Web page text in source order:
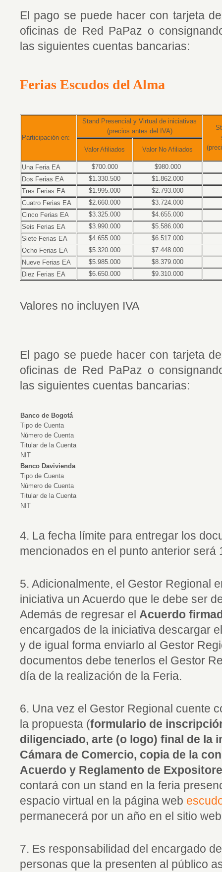
El pago se puede hacer con tarjeta
oficinas de Red PaPaz o
las siguientes cuentas bancarias:
Ferias Escudos del Alma
Participación en:
Stand Presencial y Virtual de iniciativas
(precios antes del IVA)
Valor Afiliados Valor No Afiliados
Una Feria EA $700.000
$980.000
Dos Ferias EA
$1.330.500
$1.862.000
Tres Ferias EA
$1.995.000
$2.793.000
Cuatro Ferias EA
$2.660.000
$3.724.000
Cinco Ferias EA
$3.325.000
$4.655.000
Seis Ferias EA
$3.990.000
$5.586.000
Siete Ferias EA
$4.655.000
$6.517.000
Ocho Ferias EA
$5.320.000
$7.448.000
Nueve Ferias EA
$5.985.000
$8.379.000
Diez Ferias EA
$6.650.000 $9.310.000
Valores no incluyen IVA
El pago se puede hacer con tarjeta
oficinas de Red PaPaz o
las siguientes cuentas bancarias:
Banco de Bogotá
Tipo de Cuenta
Número de Cuenta
Titular de la Cuenta
NIT
Banco Davivienda
Tipo de Cuenta
Número de Cuenta
Titular de la Cuenta
NIT
4. La fecha límite para entregar los
mencionados en el punto anterior será
5. Adicionalmente, el Gestor Regional
iniciativa un Acuerdo que le debe ser
Además de regresar el Acuerdo
encargados de la iniciativa descargar
y de igual forma enviarlo al Gestor
documentos debe tenerlos el Gestor
día de la realización de la Feria.
6. Una vez el Gestor Regional cuente
la propuesta (formulario de
diligenciado, arte (o logo) final de la
Cámara de Comercio, copia de la
Acuerdo y Reglamento de
contará con un stand en la feria
espacio virtual en la página web
permanecerá por un año en el sitio
7. Es responsabilidad del encargado
personas que la presenten al público